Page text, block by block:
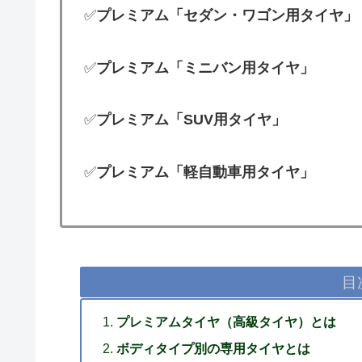
✅プレミアム「セダン・ワゴン用タイヤ」
✅プレミアム「ミニバン用タイヤ」
✅プレミアム「SUV用タイヤ」
✅プレミアム「軽自動車用タイヤ」
目
プレミアムタイヤ（高級タイヤ）とは
ボディタイプ別の専用タイヤとは